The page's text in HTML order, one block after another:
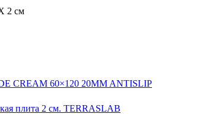
2 см
CREAM 60×120 20MM ANTISLIP
плита 2 см. TERRASLAB